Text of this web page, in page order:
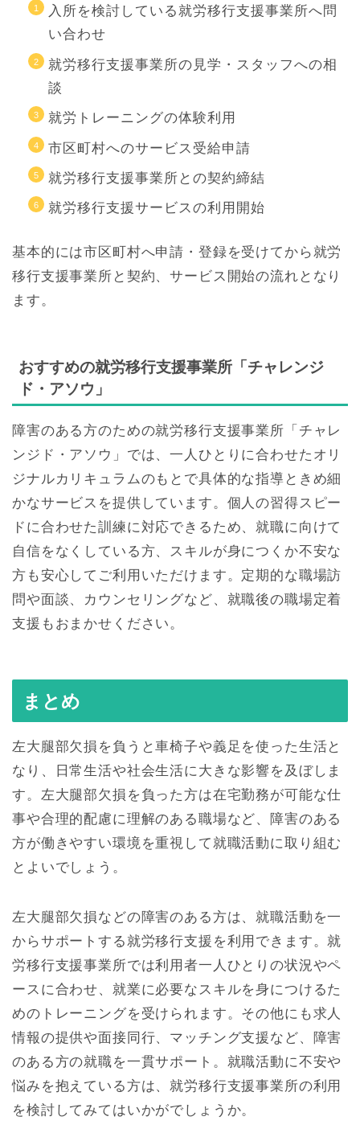
入所を検討している就労移行支援事業所へ問
い合わせ
就労移行支援事業所の見学・スタッフへの相
談
就労トレーニングの体験利用
市区町村へのサービス受給申請
就労移行支援事業所との契約締結
就労移行支援サービスの利用開始
基本的には市区町村へ申請・登録を受けてから就労
移行支援事業所と契約、サービス開始の流れとなり
ます。
おすすめの就労移行支援事業所「チャレンジ
ド・アソウ」
障害のある方のための就労移行支援事業所「チャレ
ンジド・アソウ」では、一人ひとりに合わせたオリ
ジナルカリキュラムのもとで具体的な指導ときめ細
かなサービスを提供しています。個人の習得スピー
ドに合わせた訓練に対応できるため、就職に向けて
自信をなくしている方、スキルが身につくか不安な
方も安心してご利用いただけます。定期的な職場訪
問や面談、カウンセリングなど、就職後の職場定着
支援もおまかせください。
まとめ
左大腿部欠損を負うと車椅子や義足を使った生活と
なり、日常生活や社会生活に大きな影響を及ぼしま
す。左大腿部欠損を負った方は在宅勤務が可能な仕
事や合理的配慮に理解のある職場など、障害のある
方が働きやすい環境を重視して就職活動に取り組む
とよいでしょう。
左大腿部欠損などの障害のある方は、就職活動を一
からサポートする就労移行支援を利用できます。就
労移行支援事業所では利用者一人ひとりの状況やペ
ースに合わせ、就業に必要なスキルを身につけるた
めのトレーニングを受けられます。その他にも求人
情報の提供や面接同行、マッチング支援など、障害
のある方の就職を一貫サポート。就職活動に不安や
悩みを抱えている方は、就労移行支援事業所の利用
を検討してみてはいかがでしょうか。